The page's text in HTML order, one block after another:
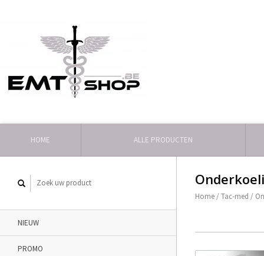
HOME ALLE PRODUCTEN
NIEUW
PROMO
Home /Tac-med /